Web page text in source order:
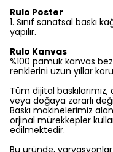
Rulo Poster
1.⁠ ⁠Sınıf sanatsal baskı
yapılır.
Rulo Kanvas
%100 pamuk kanvas
renklerini uzun yıllar
Tüm dijital
veya doğaya zararlı
Baskı makinelerimiz
orjinal mürekkepler
edilmektedir.